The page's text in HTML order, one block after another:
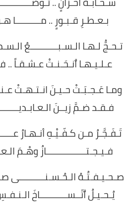
بـعـطـرِ قـبـورٍ .. مــــــــــا
تـحـجُّ لـهـا الـسـبـــــــــــعُ
عـلـيـهـا ٱنـحَـنـتْ عـشـقـاً ..
ومـا عَـجـبَـتْ حـيـنَ انـتـهـتْ
فـقـد ضـمَّ زيــنَ
تَـفَـجَّـرُ مـن كـفّـيْـهِ أنـهـارُ
فـيـجـتــــــــــــــــازُ وهْـمَ
صـحـيـفـتُـهُ
يُـحـيـلُ ٱتّــســـــــــــاخَ